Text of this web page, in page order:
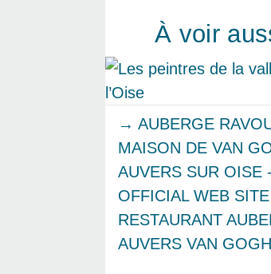
À voir
→ AUBERGE
MAISON DE VAN
AUVERS SUR OISE -
OFFICIAL WEB
RESTAURANT
AUVERS VAN GOGH